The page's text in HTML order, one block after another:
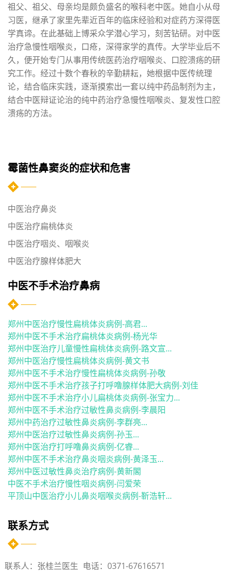
祖父、祖父、母亲均是颇负盛名的喉科老中医。她自小从母
习医，继承了家里先辈近百年的临床经验和对症药方深得医
学真谛。在此基础上博采众学潜心学习，刻苦钻研。对中医
治疗急慢性咽喉炎，口疮，深得家学的真传。大学毕业后不
久，便开始专门从事用传统医药治疗咽喉炎、口腔溃疡的研
究工作。经过十数个春秋的辛勤耕耘，她根据中医传统理
论，结合临床实践，逐渐摸索出一套以纯中药品制剂为主，
结合中医辩证论治的纯中药治疗急慢性咽喉炎、复发性口腔
溃疡的方法。
霉菌性鼻窦炎的症状和危害
中医治疗鼻炎
中医治疗扁桃体炎
中医治疗咽炎、咽喉炎
中医治疗腺样体肥大
中医不手术治疗鼻病
郑州中医治疗慢性扁桃体炎病例-高君...
郑州中医不手术治疗扁桃体炎病例-杨光华
郑州中医治疗儿童慢性扁桃体炎病例-路文宣...
郑州中医治疗慢性扁桃体炎病例-黄文书
郑州中医不手术治疗慢性扁桃体炎病例-孙敬
郑州中医不手术治疗孩子打呼噜腺样体肥大病例-刘佳
郑州中医不手术治疗小儿扁桃体炎病例-张宝力...
郑州中医不手术治疗过敏性鼻炎病例-李晨阳
郑州中药治疗过敏性鼻炎病例-李群亮...
郑州中医治疗过敏性鼻炎病例-孙玉...
郑州中医治疗打呼噜鼻炎病例-亿睿...
郑州中医不手术治疗鼻炎咽炎病例-黄泽玉...
郑州中医过敏性鼻炎治疗病例-黄新閣
中医不手术治疗慢性咽炎病例-闫爱荣
平顶山中医治疗小儿鼻炎咽喉炎病例-靳浩轩...
联系方式
联系人：张桂兰医生 电话：0371-67616571